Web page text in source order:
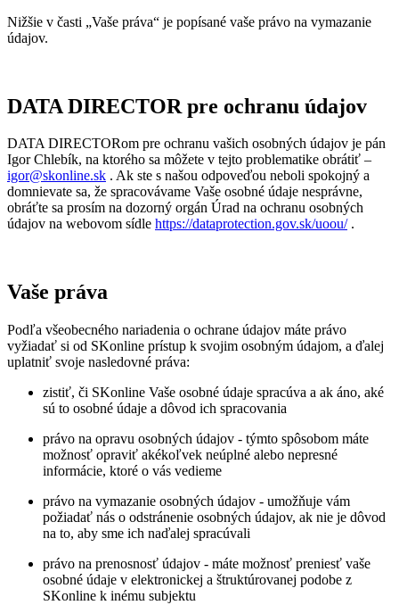
Nižšie v časti „Vaše práva“ je popísané vaše právo na vymazanie
údajov.
DATA DIRECTOR pre ochranu údajov
DATA DIRECTORom pre ochranu vašich osobných údajov je pán
Igor Chlebík, na ktorého sa môžete v tejto problematike obrátiť –
igor@skonline.sk . Ak ste s našou odpoveďou neboli spokojný a
domnievate sa, že spracovávame Vaše osobné údaje nesprávne,
obráťte sa prosím na dozorný orgán Úrad na ochranu osobných
údajov na webovom sídle https://dataprotection.gov.sk/uoou/.
Vaše práva
Podľa všeobecného nariadenia o ochrane údajov máte právo
vyžiadať si od SKonline prístup k svojim osobným údajom, a ďalej
uplatniť svoje nasledovné práva:
zistiť, či SKonline Vaše osobné údaje spracúva a ak áno, aké
sú to osobné údaje a dôvod ich spracovania
právo na opravu osobných údajov - týmto spôsobom máte
možnosť opraviť akékoľvek neúplné alebo nepresné
informácie, ktoré o vás vedieme
právo na vymazanie osobných údajov - umožňuje vám
požiadať nás o odstránenie osobných údajov, ak nie je dôvod
na to, aby sme ich naďalej spracúvali
právo na prenosnosť údajov - máte možnosť preniesť vaše
osobné údaje v elektronickej a štruktúrovanej podobe z
SKonline k inému subjektu